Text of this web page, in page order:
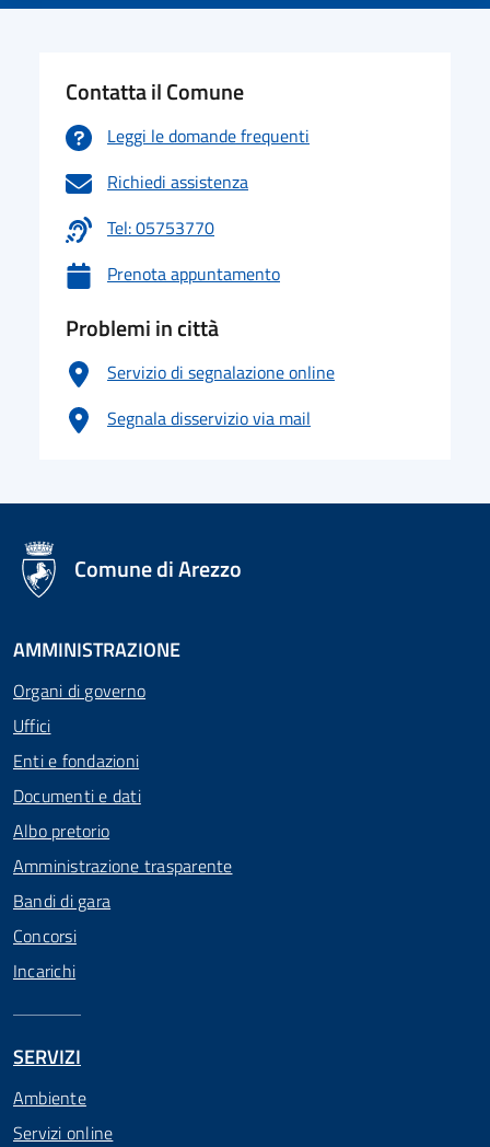
Contatta il Comune
Leggi le domande frequenti
Richiedi assistenza
Tel: 05753770
Prenota appuntamento
Problemi in città
Servizio di segnalazione online
Segnala disservizio via mail
logo Unione Europea
Comune di Arezzo
AMMINISTRAZIONE
Organi di governo
Uffici
Enti e fondazioni
Documenti e dati
Albo pretorio
Amministrazione trasparente
Bandi di gara
Concorsi
Incarichi
SERVIZI
Ambiente
Servizi online